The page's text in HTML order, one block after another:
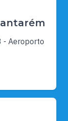
- Aeroporto